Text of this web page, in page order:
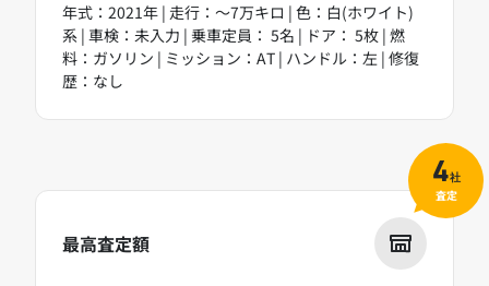
年式：2021年 | 走行：～7万キロ | 色：白(ホワイト)
系 | 車検：未入力 | 乗車定員： 5名 | ドア： 5枚 | 燃
料：ガソリン | ミッション：AT | ハンドル：左 | 修復
歴：なし
最高査定額
4社
査定